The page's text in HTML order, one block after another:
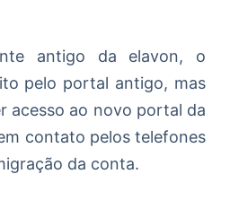
antigo da elavon, o
pelo portal antigo, mas
acesso ao novo portal da
contato pelos telefones
da conta.